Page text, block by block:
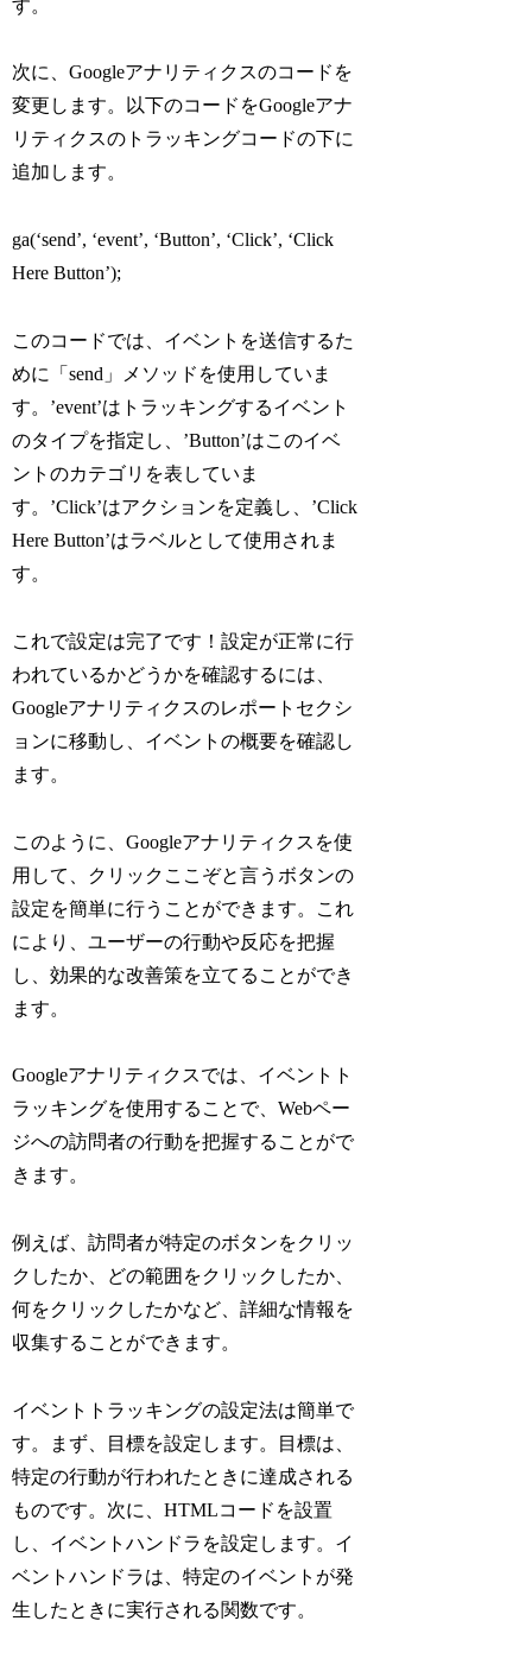
す。
次に、Googleアナリティクスのコードを
変更します。以下のコードをGoogleアナ
リティクスのトラッキングコードの下に
追加します。
ga(‘send’, ‘event’, ‘Button’, ‘Click’, ‘Click
Here Button’);
このコードでは、イベントを送信するた
めに「send」メソッドを使用していま
す。’event’はトラッキングするイベント
のタイプを指定し、’Button’はこのイベ
ントのカテゴリを表していま
す。’Click’はアクションを定義し、’Click
Here Button’はラベルとして使用されま
す。
これで設定は完了です！設定が正常に行
われているかどうかを確認するには、
Googleアナリティクスのレポートセクシ
ョンに移動し、イベントの概要を確認し
ます。
このように、Googleアナリティクスを使
用して、クリックここぞと言うボタンの
設定を簡単に行うことができます。これ
により、ユーザーの行動や反応を把握
し、効果的な改善策を立てることができ
ます。
Googleアナリティクスでは、イベントト
ラッキングを使用することで、Webペー
ジへの訪問者の行動を把握することがで
きます。
例えば、訪問者が特定のボタンをクリッ
クしたか、どの範囲をクリックしたか、
何をクリックしたかなど、詳細な情報を
収集することができます。
イベントトラッキングの設定法は簡単で
す。まず、目標を設定します。目標は、
特定の行動が行われたときに達成される
ものです。次に、HTMLコードを設置
し、イベントハンドラを設定します。イ
ベントハンドラは、特定のイベントが発
生したときに実行される関数です。